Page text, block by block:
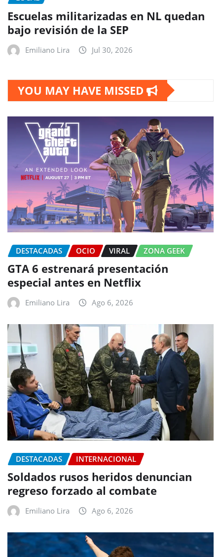
Escuelas militarizadas en NL quedan
bajo revisión de la SEP
Emiliano Lira Jul 30, 2026
YOU MAY HAVE MISSED
DESTACADAS OCIO VIRAL ZONA GEEK
GTA 6 estrenará presentación
especial antes en Netflix
Emiliano Lira Ago 6, 2026
DESTACADAS INTERNACIONAL
Soldados rusos heridos denuncian
regreso forzado al combate
Emiliano Lira Ago 6, 2026